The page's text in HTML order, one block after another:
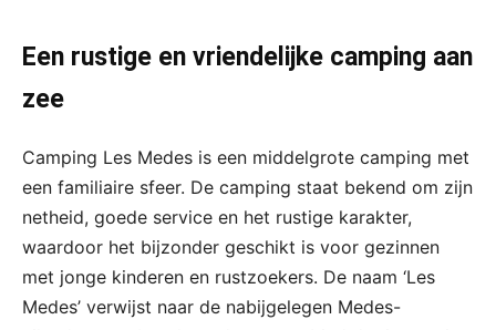
Een rustige en vriendelijke camping aan
zee
Camping Les Medes is een middelgrote camping met
een familiaire sfeer. De camping staat bekend om zijn
netheid, goede service en het rustige karakter,
waardoor het bijzonder geschikt is voor gezinnen
met jonge kinderen en rustzoekers. De naam ‘Les
Medes’ verwijst naar de nabijgelegen Medes-